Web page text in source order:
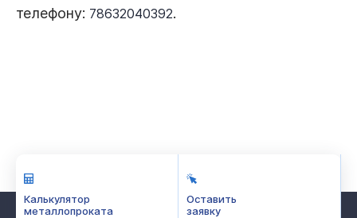
телефону: 78632040392.
Калькулятор
металлопроката
Оставить
заявку